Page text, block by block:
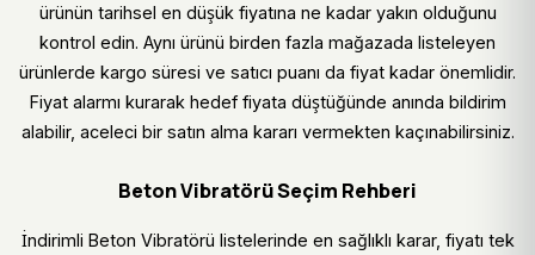
ürünün tarihsel en düşük fiyatına ne kadar yakın olduğunu
kontrol edin. Aynı ürünü birden fazla mağazada listeleyen
ürünlerde kargo süresi ve satıcı puanı da fiyat kadar önemlidir.
Fiyat alarmı kurarak hedef fiyata düştüğünde anında bildirim
alabilir, aceleci bir satın alma kararı vermekten kaçınabilirsiniz.
Beton Vibratörü Seçim Rehberi
İndirimli Beton Vibratörü listelerinde en sağlıklı karar, fiyatı tek